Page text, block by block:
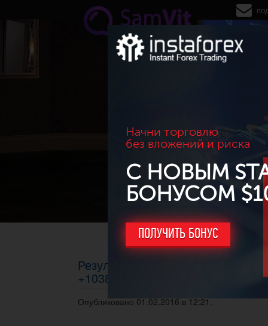
Перейти к основному содержанию
Начни торговлю
без вложений и риска
С НОВЫМ
БОНУСОМ
ПОЛУЧИТЬ БОНУС
Результаты торговли за январь
+1038$
Опубликовано 01.02.2016 в 12:21.